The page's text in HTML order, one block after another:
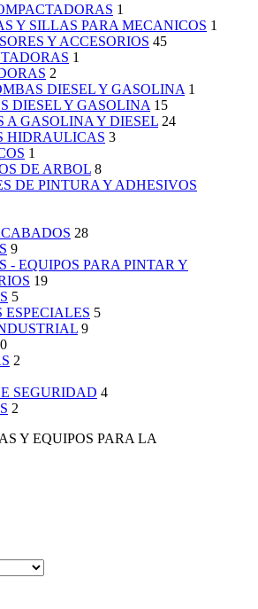
1
Y SILLAS PARA MECANICOS 1
Y ACCESORIOS 45
1
2
DIESEL Y GASOLINA 1
DIESEL Y GASOLINA 15
A GASOLINA Y DIESEL 24
HIDRAULICAS 3
1
DE ARBOL 8
DE PINTURA Y ADHESIVOS
28
9
- EQUIPOS PARA PINTAR Y
19
5
ESPECIALES 5
9
0
2
SEGURIDAD 4
2
Y EQUIPOS PARA LA